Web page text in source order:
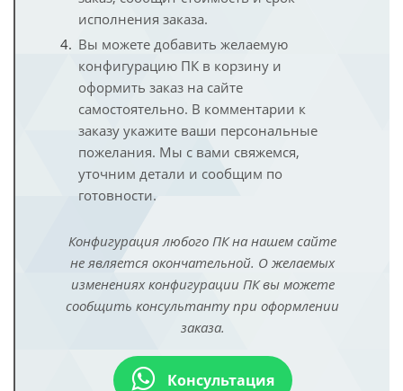
исполнения заказа.
Вы можете добавить желаемую
конфигурацию ПК в корзину и
оформить заказ на сайте
самостоятельно. В комментарии к
заказу укажите ваши персональные
пожелания. Мы с вами свяжемся,
уточним детали и сообщим по
готовности.
Конфигурация любого ПК на нашем сайте
не является окончательной. О желаемых
изменениях конфигурации ПК вы можете
сообщить консультанту при оформлении
заказа.
Консультация